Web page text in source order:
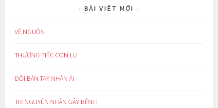
BÀI VIẾT MỚI
VỀ NGUỒN
THƯƠNG TIẾC CON LU
ĐÔI BÀN TAY NHÂN ÁI
TRỊ NGUYÊN NHÂN GÂY BỆNH